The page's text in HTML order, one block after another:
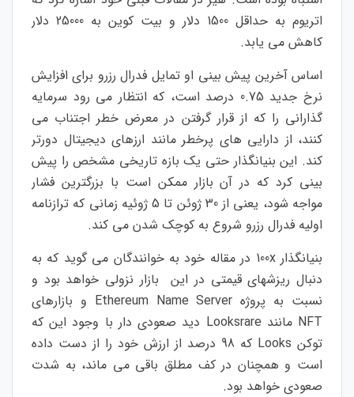
اتریوم به حداقل 1500 دلار و بیت کوین به 25000 دلار
کاهش می یابد.
اساس آخرین پیش بینی او تمایل فدرال رزرو برای افزایش
نرخ جدید 0.75 درصد است، که انتظار می رود سرمایه
گذارانی را که از قرار گرفتن در معرض خطر اجتناب می
کنند، از دارایی های پرخطر مانند ارزهای دیجیتال دورتر
کند. این بنیانگذار حتی یک بازه تاریخی مشخص را پیش
بینی کرد که در آن بازار ممکن است با بزرگترین فشار
مواجه شود، یعنی از 30 ژوئن تا 5 ژوئیه زمانی که ترازنامه
اولیه فدرال رزرو شروع به کوچک شدن می کند.
بنیانگذار 100x در مقاله خود به خوانندگان می گوید که به
دنبال ریزشهای قیمتی در این بازار نزولی خواهد بود و
نسبت به پروژه Ethereum Name Server و بازارهای
NFT مانند Looksrare دید صعودی دار با وجود این که
توکن Looks که 98 درصد از ارزش خود را از دست داده
است و همچنان در کف مطلق باقی می ماند، به شدت
صعودی خواهد بود.